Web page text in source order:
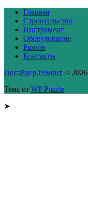
Главная
Строительство
Инструмент
Оборудование
Разное
Контакты
Инсайдер Ремонт © 2026
Тема от WP Puzzle
➤